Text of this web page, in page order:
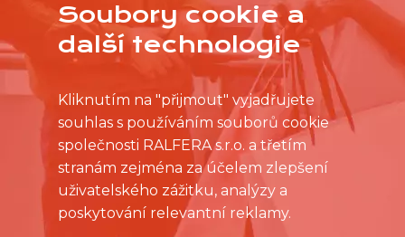
Soubory cookie a
další technologie
Kliknutím na "přijmout" vyjadřujete
souhlas s používáním souborů cookie
společnosti RALFERA s.r.o. a třetím
stranám zejména za účelem zlepšení
uživatelského zážitku, analýzy a
poskytování relevantní reklamy.